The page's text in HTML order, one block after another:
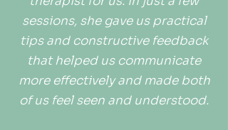
sessions, she gave us practical
tips and constructive feedback
that helped us communicate
more effectively and made both
of us feel seen and understood.